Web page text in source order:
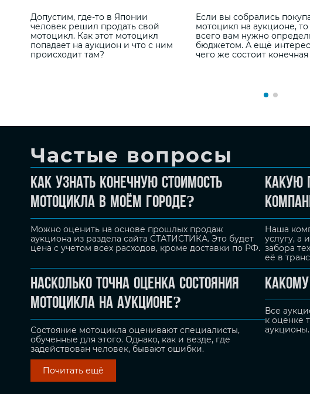
Допустим, где-то в Японии
человек решил продать свой
мотоцикл. Как этот мотоцикл
попадает на аукцион и что с ним
происходит там?
Если вы собрались
мотоцикл на аукционе,
всего вам нужно
бюджетом. А ещё
чего же состоит
Частые вопросы
Как узнать конечную стоимость
мотоцикла в моём городе?
Можно оценить на основе прошлых продаж
аукциона из раздела сайта СТАТИСТИКА. Это будет
цена с учетом всех расходов, кроме доставки по РФ.
Какую
Наша
услугу, а
забора
её в
Насколько точна оценка состояния
мотоцикла на аукционе?
Состояние мотоцикла оценивают специалисты,
обученные для этого. Однако, как и везде, где
задействован человек, бывают ошибки.
Все
к оценке
аукционы.
Почитать ещё